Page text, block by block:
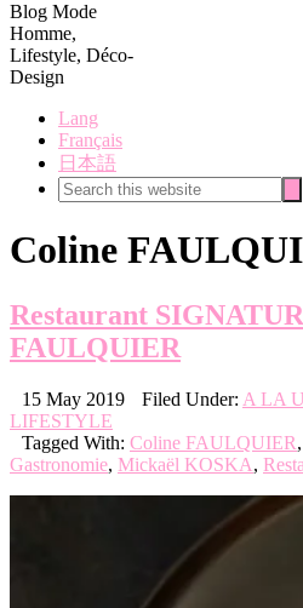
Blog Mode
Homme,
Lifestyle, Déco-
Design
Lang
Français
日本語
Search
this
Coline
Restaurant
FAULQUIER
15 May 2019 Filed Under: A LA
LIFESTYLE
Tagged With: Coline FAULQUIER,
Gastronomie, Mickaël KOSKA,